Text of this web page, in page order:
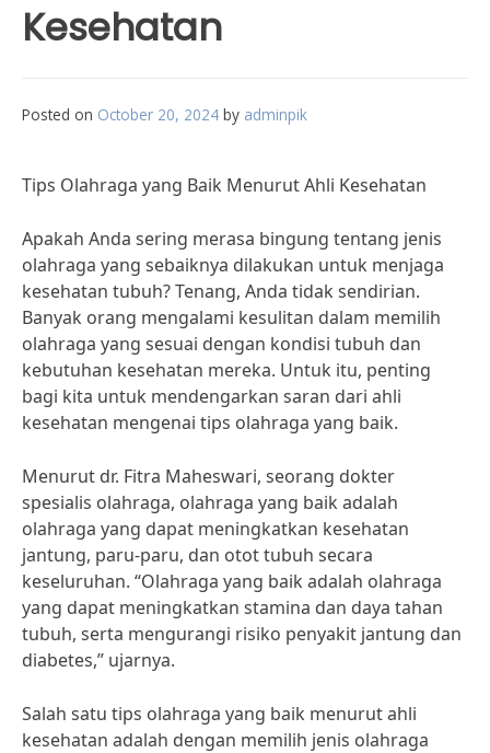
Kesehatan
Posted on October 20, 2024 by adminpik
Tips Olahraga yang Baik Menurut Ahli Kesehatan
Apakah Anda sering merasa bingung tentang jenis
olahraga yang sebaiknya dilakukan untuk menjaga
kesehatan tubuh? Tenang, Anda tidak sendirian.
Banyak orang mengalami kesulitan dalam memilih
olahraga yang sesuai dengan kondisi tubuh dan
kebutuhan kesehatan mereka. Untuk itu, penting
bagi kita untuk mendengarkan saran dari ahli
kesehatan mengenai tips olahraga yang baik.
Menurut dr. Fitra Maheswari, seorang dokter
spesialis olahraga, olahraga yang baik adalah
olahraga yang dapat meningkatkan kesehatan
jantung, paru-paru, dan otot tubuh secara
keseluruhan. “Olahraga yang baik adalah olahraga
yang dapat meningkatkan stamina dan daya tahan
tubuh, serta mengurangi risiko penyakit jantung dan
diabetes,” ujarnya.
Salah satu tips olahraga yang baik menurut ahli
kesehatan adalah dengan memilih jenis olahraga